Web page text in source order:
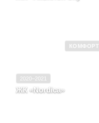
КОМФОРТ
2020–2021
ЖК «Nordica»